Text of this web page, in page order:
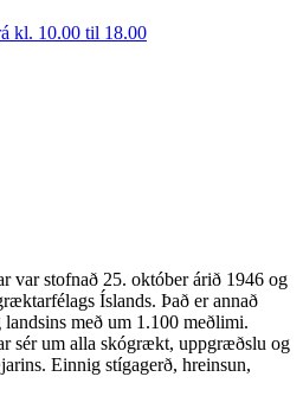
kl. 10.00 til 18.00
var stofnað 25. október árið 1946 og
Íslands. Það er annað
með um 1.100 meðlimi.
sér um alla skógrækt, uppgræðslu og
Einnig stígagerð, hreinsun,